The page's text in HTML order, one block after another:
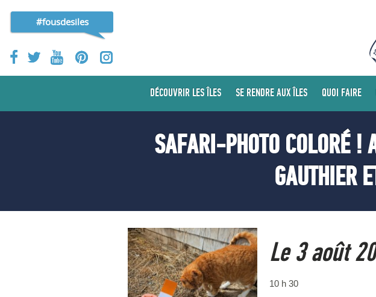
#fousdesiles
DÉCOUVRIR LES ÎLES SE RENDRE AUX ÎLES QUOI FAIRE
SAFARI-PHOTO COLORÉ
GAUTHIER
Le 3 août
10 h 30